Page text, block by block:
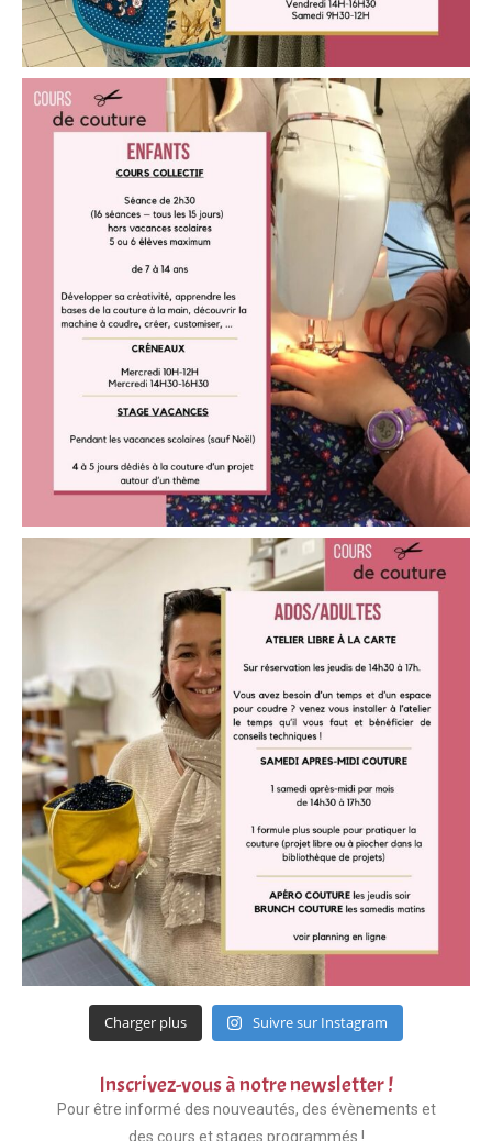
Charger plus Suivre sur Instagram
Inscrivez-vous à notre newsletter !
Pour être informé des nouveautés, des évènements et
des cours et stages programmés !